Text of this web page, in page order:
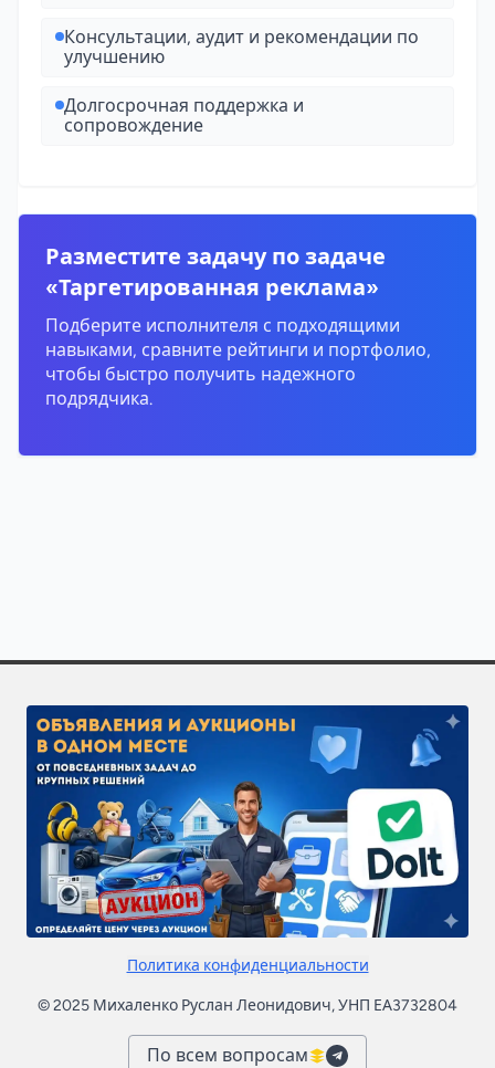
Консультации, аудит и рекомендации по
улучшению
Долгосрочная поддержка и
сопровождение
Разместите задачу по задаче
«Таргетированная реклама»
Подберите исполнителя с подходящими
навыками, сравните рейтинги и портфолио,
чтобы быстро получить надежного
подрядчика.
Политика конфиденциальности
© 2025 Михаленко Руслан Леонидович, УНП ЕА3732804
По всем вопросам